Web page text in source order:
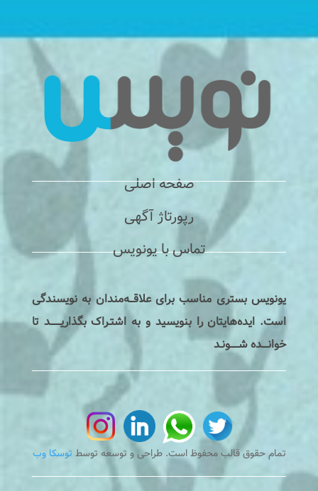
تمام حقوق قالب محفوظ است. طراحی و توسعه توسط توسکا وب
یونویس بستری مناسب برای علاقـــه‌مندان به نویسندگی
است. ایده‌هایتان را بنویسید و به اشتـراک بگذاریـــــــد تا
خوانــــده شــــــونـد
صفحه اصلی
رپورتاژ آگهی
تماس با یونویس